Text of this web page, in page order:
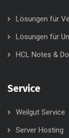
Lösungen für
Lösungen für
HCL Notes &
Service
Weilgut Service
Server Hosting